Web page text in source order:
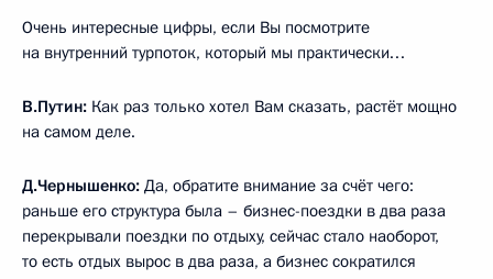
Очень интересные цифры, если Вы посмотрите
на внутренний турпоток, который мы практически…
В.Путин: Как раз только хотел Вам сказать, растёт мощно
на самом деле.
Д.Чернышенко: Да, обратите внимание за счёт чего:
раньше его структура была – бизнес-поездки в два раза
перекрывали поездки по отдыху, сейчас стало наоборот,
то есть отдых вырос в два раза, а бизнес сократился